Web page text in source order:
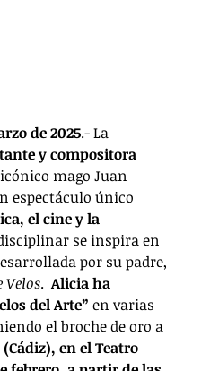
de 2025.- La
y compositora
mago Juan
espectáculo único
el cine y la
se inspira en
por su padre,
Velos. Alicia ha
del Arte” en varias
el broche de oro a
en el Teatro